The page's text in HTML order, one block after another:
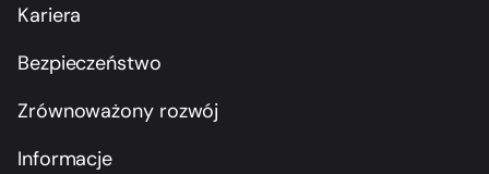
Kariera
Bezpieczeństwo
Zrównoważony rozwój
Informacje